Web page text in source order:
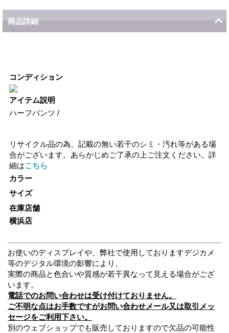
商品詳細
コンディション
アイテム説明
ハーフパンツ /
リサイクル品の為、記載の無い若干のシミ・汚れ等がある場
合がございます。あらかじめご了承の上ご注文ください。詳
細はこちら
カラー
サイズ
在庫店舗
横浜店
お使いのディスプレイや、弊社で使用しておりますデジカメ
等のデジタル環境の影響により、
実際の商品と色合いや質感が若干異なって見える場合がござ
います。
電話でのお問い合わせは受け付けておりません。
ご不明な点はお手数ですがお問い合わせメール又は取引メッ
セージをご利用下さい。
別のウェブショップでも販売しておりますので欠品の可能性